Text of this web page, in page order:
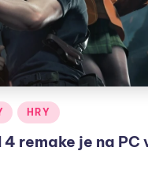
HRY
4 remake je na PC